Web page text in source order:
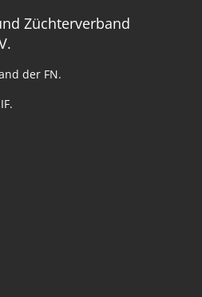
Züchterverband
der FN.